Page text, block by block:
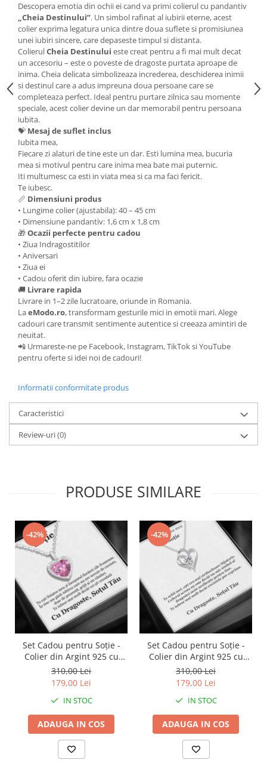
Descopera emotia din ochii ei cand va primi colierul cu pandantiv
„Cheia Destinului”. Un simbol rafinat al iubirii eterne, acest
colier exprima legatura unica dintre doua suflete si promisiunea
unei iubiri sincere, care depaseste timpul si distanta.
ColierulCheia Destinului este creat pentru a fi mai mult decat
un accesoriu – este o poveste de dragoste purtata aproape de
inima. Cheia delicata simbolizeaza increderea, deschiderea inimii
si destinul care a adus impreuna doua persoane care se
completeaza perfect. Ideal pentru purtare zilnica sau momente
speciale, acest colier devine un dar memorabil pentru persoana
iubita.
💝 Mesaj de suflet inclus
Iubita mea,
Fiecare zi alaturi de tine este un dar. Esti lumina mea, bucuria
mea si motivul pentru care inima mea bate mai puternic.
Iti multumesc ca esti in viata mea si ca ma faci fericit.
Te iubesc.
📏 Dimensiuni produs
• Lungime colier (ajustabila): 40 – 45 cm
• Dimensiune pandantiv: 1,6 cm x 1,8 cm
🎁Ocazii perfecte pentru cadou
• Ziua Indragostitilor
• Aniversari
• Ziua ei
• Cadou oferit din iubire, fara ocazie
🚚 Livrare rapida
Livrare in 1–2 zile lucratoare, oriunde in Romania.
LaeModo.ro, transformam gesturile mici in emotii mari. Alege
cadouri care transmit sentimente autentice si creeaza amintiri de
neuitat.
📲 Urmareste-ne pe Facebook, Instagram, TikTok si YouTube
pentru oferte si idei noi de cadouri!
Informatii conformitate produs
Caracteristici
Review-uri(0)
PRODUSE SIMILARE
-42%
Set Cadou pentru Soție -
Colier din Argint 925 cu
Pandantiv Perla Roz, placat
cu rodiu, în Cutie Elegantă
cu Mesaj Emoționant
310,00 Lei
179,00 Lei
IN STOC
ADAUGA IN COS
-42%
Set Cadou pentru Soție -
Colier din Argint 925 cu
Pandantiv Inima Eternă,
placat cu rodiu, în Cutie
Elegantă cu Mesaj
Personalizat
310,00 Lei
179,00 Lei
IN STOC
ADAUGA IN COS